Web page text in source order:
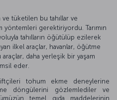
tüketilen bu tahıllar ve
gerektiriyordu. Tarımın
tahılların öğütülüp ezilerek
ilkel araçlar, havanlar, öğütme
araçlar, daha yerleşik bir yaşam
eder.
tohum ekme deneylerine
döngülerini gözlemlediler ve
temel gıda maddelerinin